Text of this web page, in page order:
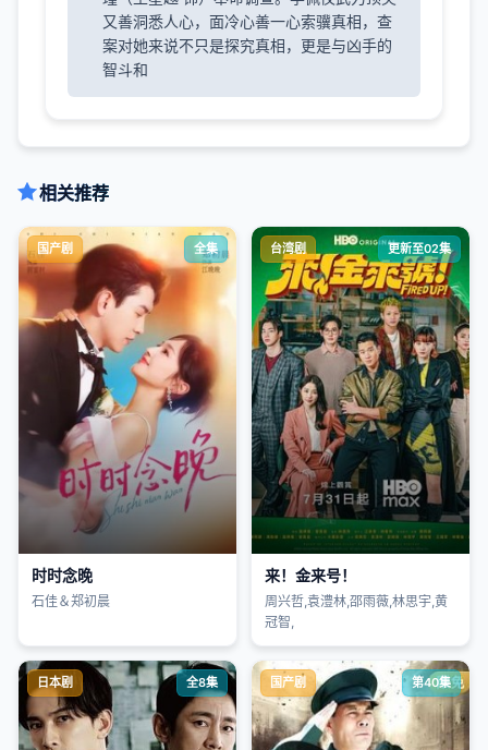
又善洞悉人心，面冷心善一心索骥真相，查
案对她来说不只是探究真相，更是与凶手的
智斗和
相关推荐
国产剧 全集
时时念晚
石佳＆郑初晨
台湾剧 更新至02集
来！金来号！
周兴哲,袁澧林,邵雨薇,林思宇,黄
冠智,
日本剧 全8集 国产剧 第40集